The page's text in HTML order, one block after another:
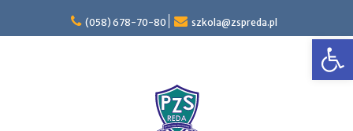
content
(058) 678-70-80 szkola@zspreda.pl